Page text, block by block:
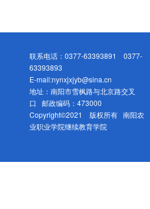
联系电话：0377-63393891 0377-
63393893
E-mail:nynxjxjyb@sina.cn
地址：南阳市雪枫路与北京路交叉
口 邮政编码：473000
Copyright©2021 版权所有 南阳农
业职业学院继续教育学院